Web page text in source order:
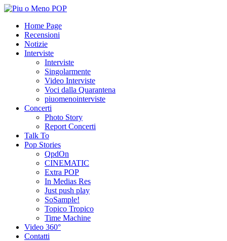
Home Page
Recensioni
Notizie
Interviste
Interviste
Singolarmente
Video Interviste
Voci dalla Quarantena
piuomenointerviste
Concerti
Photo Story
Report Concerti
Talk To
Pop Stories
QpdOn
CINEMATIC
Extra POP
In Medias Res
Just push play
SoSample!
Topico Tropico
Time Machine
Video 360°
Contatti